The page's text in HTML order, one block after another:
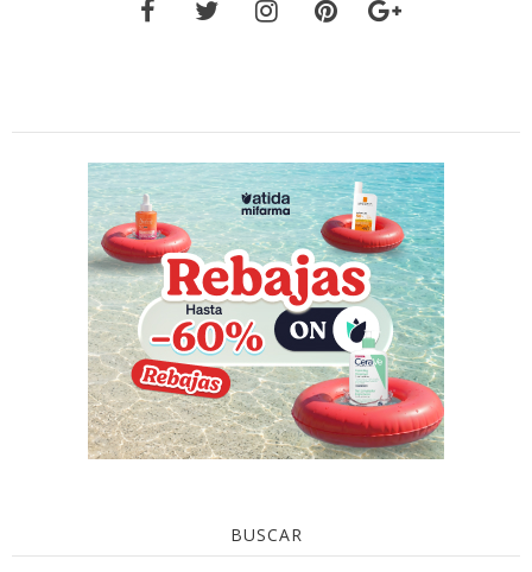
BUSCAR